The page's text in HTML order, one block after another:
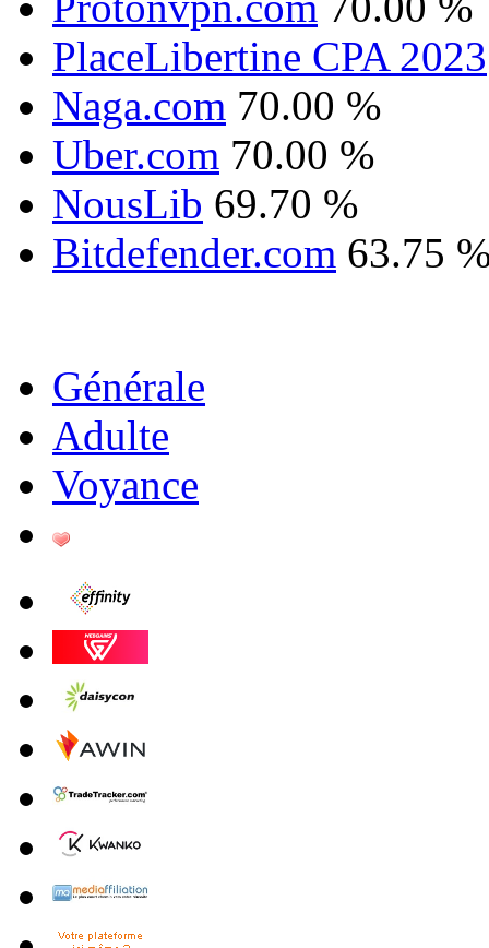
PlaceLibertine CPA 2023
Naga.com 70.00 %
Uber.com 70.00 %
NousLib 69.70 %
Bitdefender.com 63.75
Générale
Adulte
Voyance